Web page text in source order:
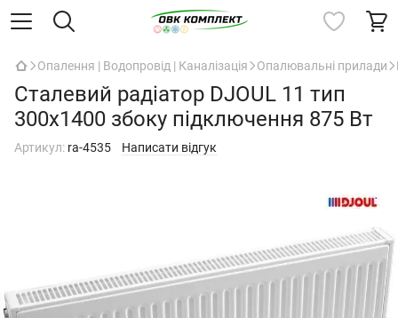
Опалення | Водопровід | Каналізація Опалювальні прилади
Сталевий радіатор DJOUL 11 тип
300х1400 збоку підключення 875 Вт
Артикул: ra-4535 Написати відгук